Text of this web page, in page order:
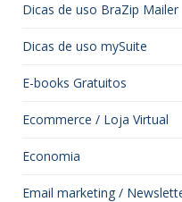
Dicas de uso BraZip Mailer
Dicas de uso mySuite
E-books Gratuitos
Ecommerce / Loja Virtual
Economia
Email marketing /